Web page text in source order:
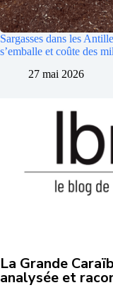
Sargasses dans les
s’emballe et coûte des
27 mai 2026
La Grande
analysée et